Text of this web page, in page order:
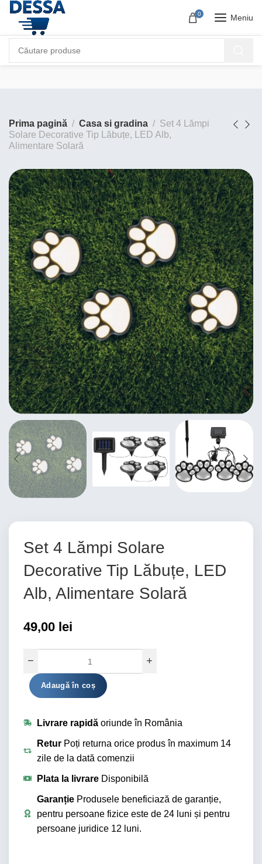
0 Meniu
Prima pagină Casa si gradina
Set 4 Lămpi
Solare Decorative Tip Lăbuțe, LED Alb,
Alimentare Solară
Set 4 Lămpi Solare
Decorative Tip Lăbuțe, LED
Alb, Alimentare Solară
49,00 lei
Adaugă în coș Alternative:
Livrare rapidăoriunde în România
ReturPoți returna orice produs în maximum 14
zile de la dată comenzii
Plata la livrareDisponibilă
Garanție Produsele beneficiază de garanție,
pentru persoane fizice este de 24 luni și pentru
persoane juridice 12 luni.